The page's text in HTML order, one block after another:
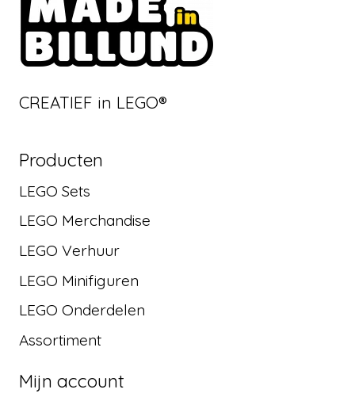
CREATIEF in LEGO®
Producten
LEGO Sets
LEGO Merchandise
LEGO Verhuur
LEGO Minifiguren
LEGO Onderdelen
Assortiment
Mijn account